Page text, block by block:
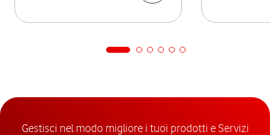
Gestisci nel modo migliore i tuoi prodotti e Servizi